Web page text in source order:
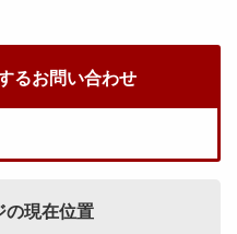
るお問い合わせ
の現在位置